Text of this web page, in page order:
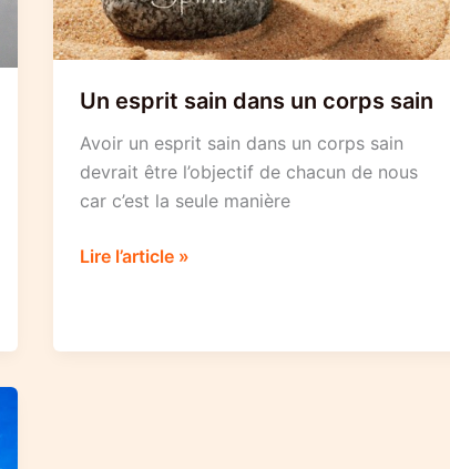
Un esprit sain dans un corps sain
Avoir un esprit sain dans un corps sain
devrait être l’objectif de chacun de nous
car c’est la seule manière
Un
Lire l’article »